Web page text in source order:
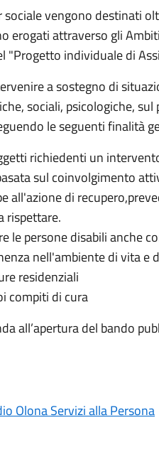
vengono destinati
erogati attraverso gli
"Progetto individuale di
a sostegno di
sociali, psicologiche, sul
le seguenti finalità
richiedenti un
sul coinvolgimento
all'azione di
rispettare.
le persone disabili anche
nell'ambiente di vita e
residenziali
compiti di cura
all’apertura del bando
Olona Servizi alla Persona